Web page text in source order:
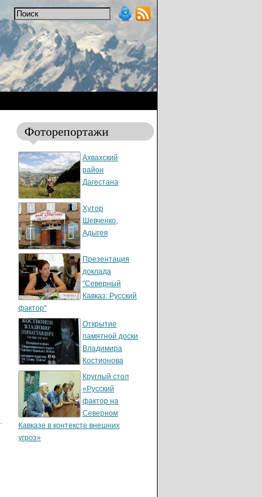
Фоторепортажи
Ахвахский
район
Дагестана
Хутор
Шевченко,
Адыгея
Презентация
доклада
"Северный
Кавказ: Русский
фактор"
Открытие
памятной доски
Владимира
Костионова
Круглый стол
«Русский
фактор на
Северном
Кавказе в контексте внешних
угроз»